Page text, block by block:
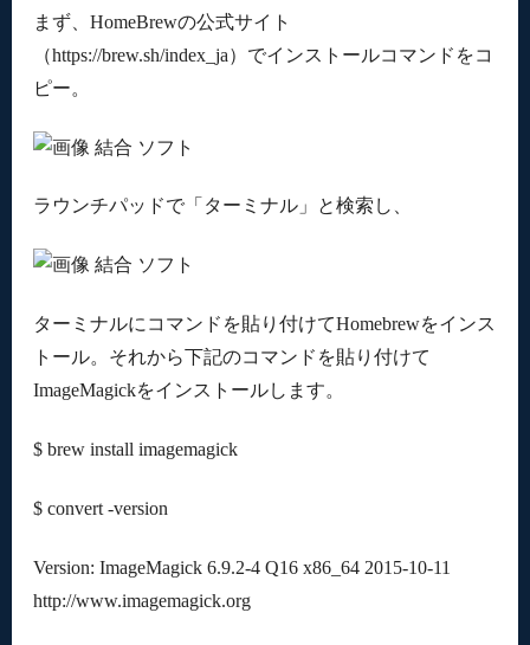
まず、HomeBrewの公式サイト
（https://brew.sh/index_ja）でインストールコマンドをコ
ピー。
ラウンチパッドで「ターミナル」と検索し、
ターミナルにコマンドを貼り付けてHomebrewをインス
トール。それから下記のコマンドを貼り付けて
ImageMagickをインストールします。
$ brew install imagemagick
$ convert -version
Version: ImageMagick 6.9.2-4 Q16 x86_64 2015-10-11
http://www.imagemagick.org